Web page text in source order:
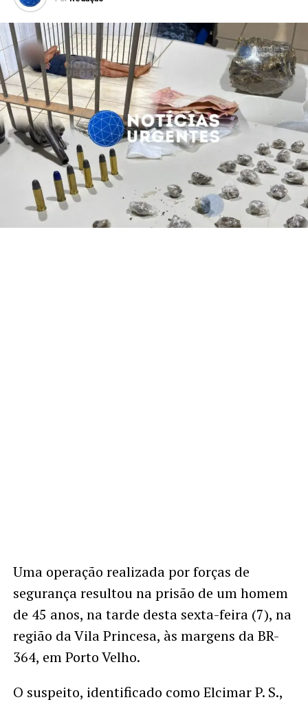
Uma operação realizada por forças de
segurança resultou na prisão de um homem
de 45 anos, na tarde desta sexta-feira (7), na
região da Vila Princesa, às margens da BR-
364, em Porto Velho.
O suspeito, identificado como Elcimar P. S.,